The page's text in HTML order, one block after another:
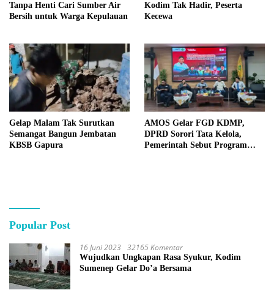
Tanpa Henti Cari Sumber Air
Bersih untuk Warga Kepulauan
Kodim Tak Hadir, Peserta
Kecewa
Gelap Malam Tak Surutkan
Semangat Bangun Jembatan
KBSB Gapura
AMOS Gelar FGD KDMP,
DPRD Sorori Tata Kelola,
Pemerintah Sebut Program
Popular Post
16 Juni 2023 32165 Komentar
Wujudkan Ungkapan Rasa Syukur, Kodim
Sumenep Gelar Do’a Bersama